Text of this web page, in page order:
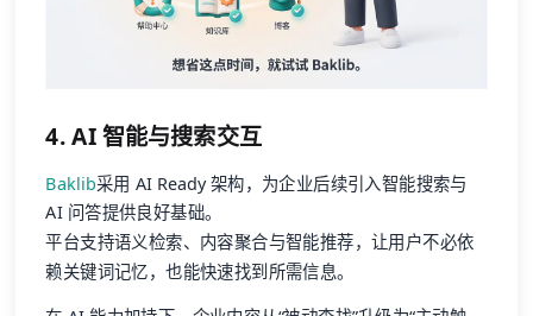
4. AI 智能与搜索交互
Baklib采用 AI Ready 架构，为企业后续引入智能搜索与
AI 问答提供良好基础。
平台支持语义检索、内容聚合与智能推荐，让用户不必依
赖关键词记忆，也能快速找到所需信息。